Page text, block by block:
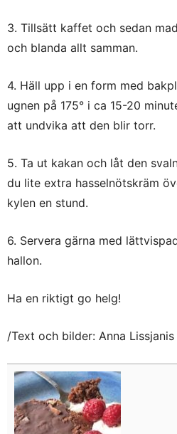
3. Tillsätt kaffet och sedan
och blanda allt samman.
4. Häll upp i en form med
ugnen på 175° i ca 15-20
att undvika att den blir torr.
5. Ta ut kakan och låt den
du lite extra hasselnötskräm
kylen en stund.
6. Servera gärna med
hallon.
Ha en riktigt go helg!
/Text och bilder: Anna Lissjanis